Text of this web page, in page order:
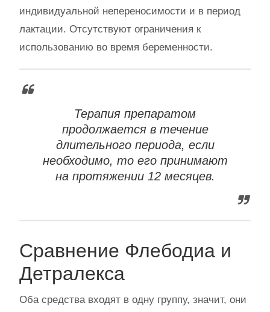
индивидуальной непереносимости и в период
лактации. Отсутствуют ограничения к
использованию во время беременности.
Терапия препаратом
продолжается в течение
длительного периода, если
необходимо, то его принимают
на протяжении 12 месяцев.
Сравнение Флебодиа и
Детралекса
Оба средства входят в одну группу, значит, они